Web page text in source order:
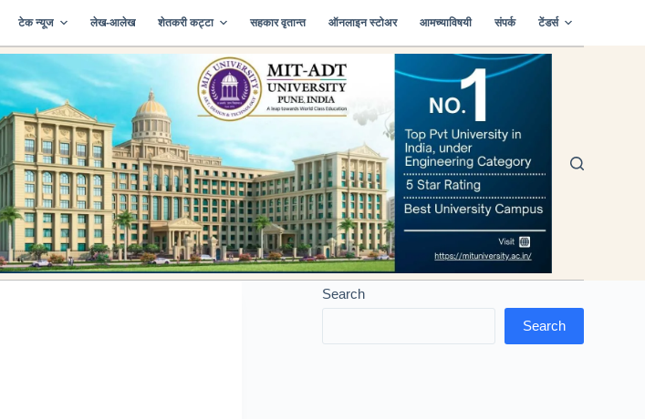
टेक न्यूज लेख-आलेख शेतकरी कट्टा सहकार वृतान्त ऑनलाइन स्टोअर आमच्याविषयी संपर्क टेंडर्स
Search
Search